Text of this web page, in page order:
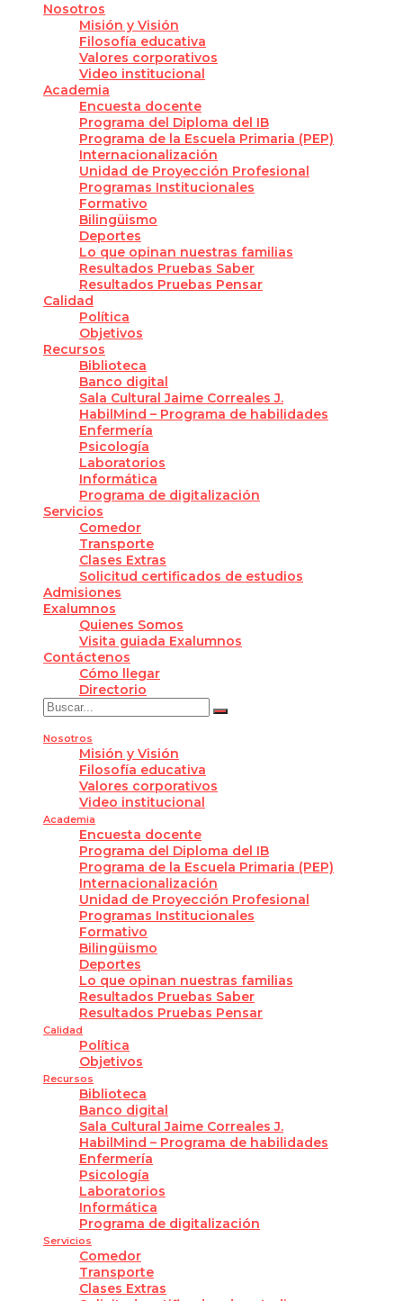
Nosotros
Misión y Visión
Filosofía educativa
Valores corporativos
Video institucional
Academia
Encuesta docente
Programa del Diploma del IB
Programa de la Escuela Primaria (PEP)
Internacionalización
Unidad de Proyección Profesional
Programas Institucionales
Formativo
Bilingüismo
Deportes
Lo que opinan nuestras familias
Resultados Pruebas Saber
Resultados Pruebas Pensar
Calidad
Política
Objetivos
Recursos
Biblioteca
Banco digital
Sala Cultural Jaime Correales J.
HabilMind – Programa de habilidades
Enfermería
Psicología
Laboratorios
Informática
Programa de digitalización
Servicios
Comedor
Transporte
Clases Extras
Solicitud certificados de estudios
Admisiones
Exalumnos
Quienes Somos
Visita guiada Exalumnos
Contáctenos
Cómo llegar
Directorio
Nosotros
Misión y Visión
Filosofía educativa
Valores corporativos
Video institucional
Academia
Encuesta docente
Programa del Diploma del IB
Programa de la Escuela Primaria (PEP)
Internacionalización
Unidad de Proyección Profesional
Programas Institucionales
Formativo
Bilingüismo
Deportes
Lo que opinan nuestras familias
Resultados Pruebas Saber
Resultados Pruebas Pensar
Calidad
Política
Objetivos
Recursos
Biblioteca
Banco digital
Sala Cultural Jaime Correales J.
HabilMind – Programa de habilidades
Enfermería
Psicología
Laboratorios
Informática
Programa de digitalización
Servicios
Comedor
Transporte
Clases Extras